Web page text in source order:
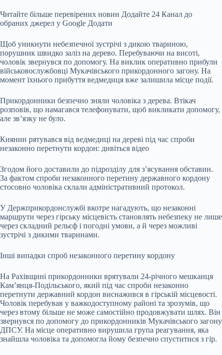
Читайте більше перевірених новин Додайте 24 Канал до
обраних джерел у Google Додати
Щоб уникнути небезпечної зустрічі з дикою твариною,
порушник швидко заліз на дерево. Перебуваючи на висоті,
чоловік звернувся по допомогу. На виклик оперативно прибули
військовослужбовці Мукачівського прикордонного загону. На
момент їхнього прибуття ведмедиця вже залишила місце події.
Прикордонники безпечно зняли чоловіка з дерева. Втікач
розповів, що намагався телефонувати, щоб викликати допомогу,
але зв’язку не було.
Киянин рятувався від ведмедиці на дереві під час спроби
незаконно перетнути кордон: дивіться відео
Згодом його доставили до підрозділу для з’ясування обставин.
За фактом спроби незаконного перетину державного кордону
стосовно чоловіка склали адміністративний протокол.
У Держприкордонслужбі вкотре нагадують, що незаконні
маршрути через гірську місцевість становлять небезпеку не лише
через складний рельєф і погодні умови, а й через можливі
зустрічі з дикими тваринами.
Інші випадки спроб незаконного перетину кордону
На Рахівщині прикордонники врятували 24-річного мешканця
Кам’янця-Подільського, який під час спроби незаконно
перетнути державний кордон виснажився в гірській місцевості.
Чоловік перебував у важкодоступному районі та зрозумів, що
через втому більше не може самостійно продовжувати шлях. Він
звернувся по допомогу до прикордонників Мукачівського загону
ДПСУ. На місце оперативно вирушила група реагування, яка
знайшла чоловіка та допомогла йому безпечно спуститися з гір.